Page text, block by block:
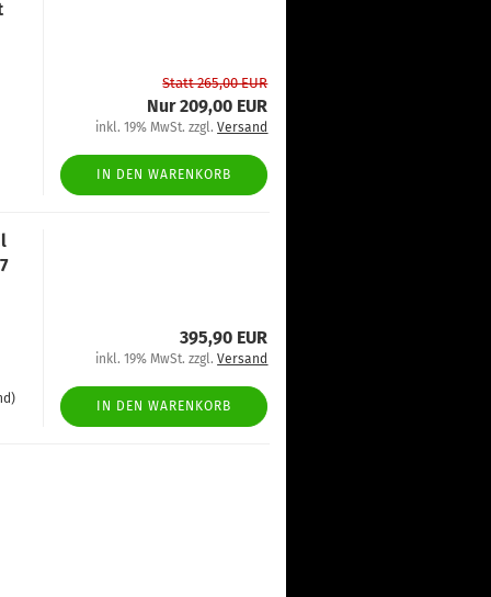
Statt 265,00 EUR
Nur 209,00 EUR
inkl. 19% MwSt. zzgl.Versand
IN DEN WARENKORB
395,90 EUR
inkl. 19% MwSt. zzgl.Versand
IN DEN WARENKORB